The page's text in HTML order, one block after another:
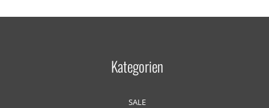
Kategorien
SALE